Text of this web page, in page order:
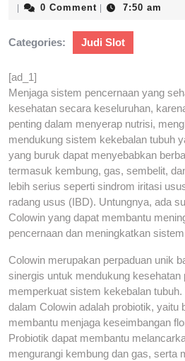
2025
admin@freecellphonedatabase-
domain.com
0 Comment 7:50 am
Categories: Judi Slot
[ad_1]
Menjaga sistem pencernaan yang
kesehatan secara keseluruhan,
penting dalam menyerap nutrisi,
mendukung sistem kekebalan tubuh
yang buruk dapat menyebabkan
termasuk kembung, gas, sembelit,
lebih serius seperti sindrom iritasi
radang usus (IBD). Untungnya, ada
Colowin yang dapat membantu
pencernaan dan meningkatkan
Colowin merupakan perpaduan unik
sinergis untuk mendukung kesehatan
memperkuat sistem kekebalan
dalam Colowin adalah probiotik, yaitu
membantu menjaga keseimbangan
Probiotik dapat membantu
mengurangi kembung dan gas, serta